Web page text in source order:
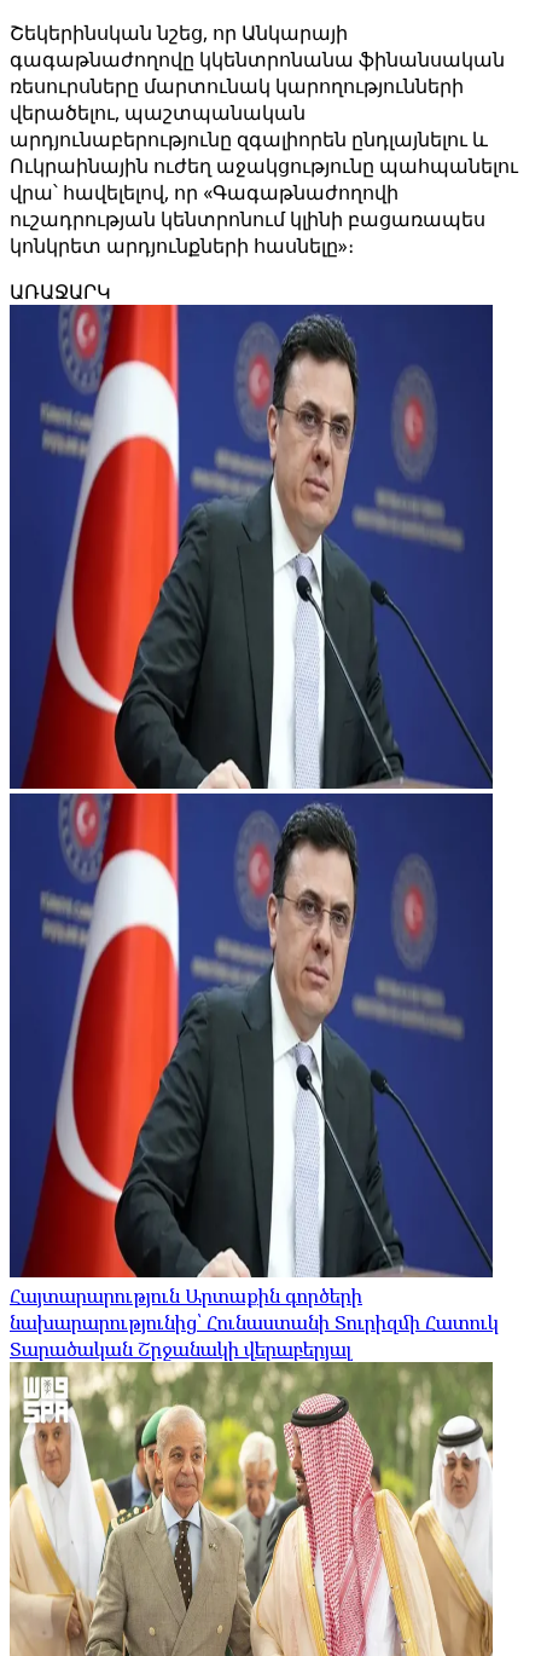
Շեկերինսկան նշեց, որ Անկարայի
գագաթնաժողովը կկենտրոնանա ֆինանսական
ռեսուրսները մարտունակ կարողությունների
վերածելու, պաշտպանական
արդյունաբերությունը զգալիորեն ընդլայնելու և
Ուկրաինային ուժեղ աջակցությունը պահպանելու
վրա՝ հավելելով, որ «Գագաթնաժողովի
ուշադրության կենտրոնում կլինի բացառապես
կոնկրետ արդյունքների հասնելը»։
ԱՌԱՋԱՐԿ
Հայտարարություն Արտաքին գործերի
նախարարությունից՝ Հունաստանի Տուրիզմի Հատուկ
Տարածական Շրջանակի վերաբերյալ